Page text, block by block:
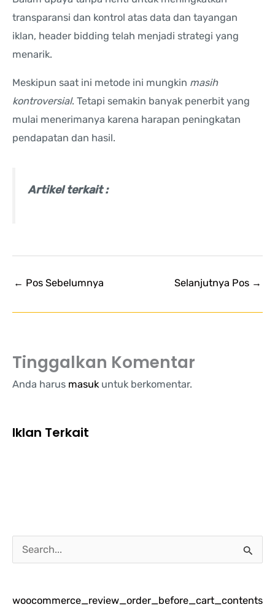
transparansi dan kontrol atas data dan tayangan
iklan, header bidding telah menjadi strategi yang
menarik.
Meskipun saat ini metode ini mungkin masih
kontroversial. Tetapi semakin banyak penerbit yang
mulai menerimanya karena harapan peningkatan
pendapatan dan hasil.
Artikel terkait :
← Pos Sebelumnya Selanjutnya Pos →
Tinggalkan Komentar
Anda harus masukuntuk berkomentar.
Iklan Terkait
a
iwoocommerce_review_order_before_cart_contents